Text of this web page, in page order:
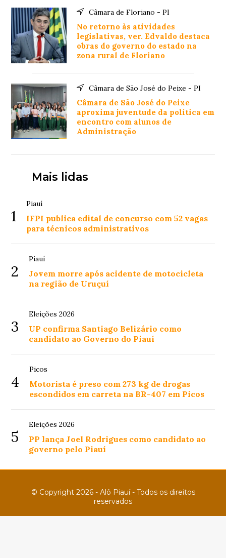
Câmara de Floriano - PI
No retorno às atividades
legislativas, ver. Edvaldo destaca
obras do governo do estado na
zona rural de Floriano
Câmara de São José do Peixe - PI
Câmara de São José do Peixe
aproxima juventude da política em
encontro com alunos de
Administração
Mais lidas
1
Piauí
IFPI publica edital de concurso com 52 vagas
para técnicos administrativos
2
Piauí
Jovem morre após acidente de motocicleta
na região de Uruçuí
3
Eleições 2026
UP confirma Santiago Belizário como
candidato ao Governo do Piauí
4
Picos
Motorista é preso com 273 kg de drogas
escondidos em carreta na BR-407 em Picos
5
Eleições 2026
PP lança Joel Rodrigues como candidato ao
governo pelo Piauí
© Copyright 2026 - Alô Piauí - Todos os direitos
reservados